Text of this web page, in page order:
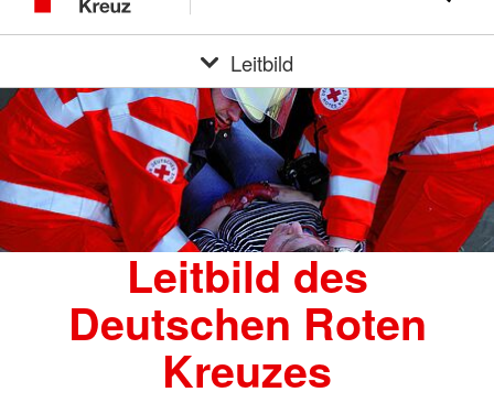
Leitbild
Leitbild des
Deutschen Roten
Kreuzes